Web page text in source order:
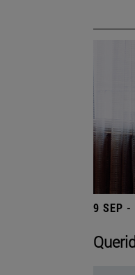
9 SEP -